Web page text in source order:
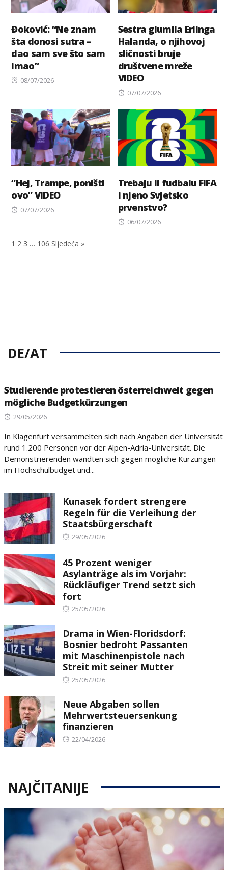
Đoković: “Ne znam
šta donosi sutra –
dao sam sve što sam
imao”
Posted
08/07/2026
Sestra glumila Erlinga
Halanda, o njihovoj
sličnosti bruje
društvene mreže
VIDEO
Posted
07/07/2026
“Hej, Trampe, poništi
ovo” VIDEO
Posted
07/07/2026
Trebaju li fudbalu FIFA
i njeno Svjetsko
prvenstvo?
Posted
06/07/2026
1 2 3 … 106 Sljedeća »
DE/AT
Studierende protestieren österreichweit gegen
mögliche Budgetkürzungen
Posted
29/05/2026
In Klagenfurt versammelten sich nach Angaben der Universität
rund 1.200 Personen vor der Alpen-Adria-Universität. Die
Demonstrierenden wandten sich gegen mögliche Kürzungen
im Hochschulbudget und...
Kunasek fordert strengere
Regeln für die Verleihung der
Staatsbürgerschaft
Posted
29/05/2026
45 Prozent weniger
Asylanträge als im Vorjahr:
Rückläufiger Trend setzt sich
fort
Posted
25/05/2026
Drama in Wien-Floridsdorf:
Bosnier bedroht Passanten
mit Maschinenpistole nach
Streit mit seiner Mutter
Posted
25/05/2026
Neue Abgaben sollen
Mehrwertsteuersenkung
finanzieren
Posted
22/04/2026
NAJČITANIJE